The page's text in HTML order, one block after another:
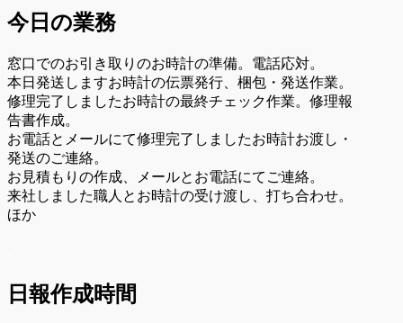
今日の業務
窓口でのお引き取りのお時計の準備。電話応対。
本日発送しますお時計の伝票発行、梱包・発送作業。
修理完了しましたお時計の最終チェック作業。修理報
告書作成。
お電話とメールにて修理完了しましたお時計お渡し・
発送のご連絡。
お見積もりの作成、メールとお電話にてご連絡。
来社しました職人とお時計の受け渡し、打ち合わせ。
ほか
日報作成時間